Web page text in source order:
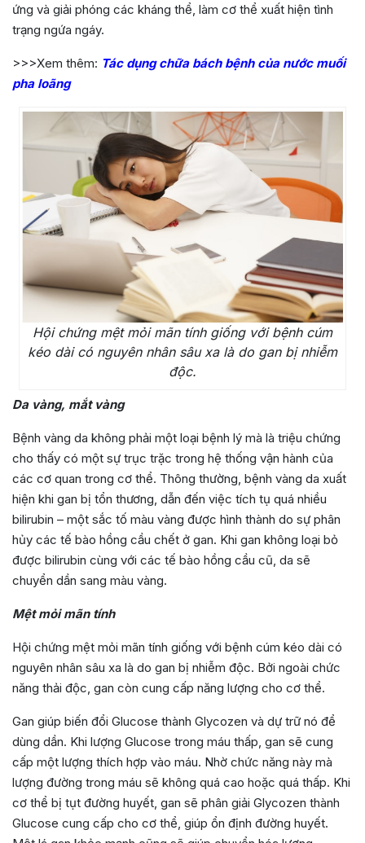
ứng và giải phóng các kháng thể, làm cơ thể xuất hiện tình
trạng ngứa ngáy.
>>>Xem thêm: Tác dụng chữa bách bệnh của nước muối
pha loãng
Hội chứng mệt mỏi mãn tính giống với bệnh cúm
kéo dài có nguyên nhân sâu xa là do gan bị nhiễm
độc.
Da vàng, mắt vàng
Bệnh vàng da không phải một loại bệnh lý mà là triệu chứng
cho thấy có một sự trục trặc trong hệ thống vận hành của
các cơ quan trong cơ thể. Thông thường, bệnh vàng da xuất
hiện khi gan bị tổn thương, dẫn đến việc tích tụ quá nhiều
bilirubin – một sắc tố màu vàng được hình thành do sự phân
hủy các tế bào hồng cầu chết ở gan. Khi gan không loại bỏ
được bilirubin cùng với các tế bào hồng cầu cũ, da sẽ
chuyển dần sang màu vàng.
Mệt mỏi mãn tính
Hội chứng mệt mỏi mãn tính giống với bệnh cúm kéo dài có
nguyên nhân sâu xa là do gan bị nhiễm độc. Bởi ngoài chức
năng thải độc, gan còn cung cấp năng lượng cho cơ thể.
Gan giúp biến đổi Glucose thành Glycozen và dự trữ nó để
dùng dần. Khi lượng Glucose trong máu thấp, gan sẽ cung
cấp một lượng thích hợp vào máu. Nhờ chức năng này mà
lượng đường trong máu sẽ không quá cao hoặc quá thấp. Khi
cơ thể bị tụt đường huyết, gan sẽ phân giải Glycozen thành
Glucose cung cấp cho cơ thể, giúp ổn định đường huyết.